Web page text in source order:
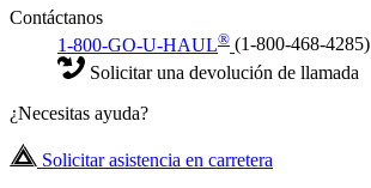
Contáctanos
1-800-GO-U-HAUL® (1-800-468-4285)
Solicitar una devolución de llamada
¿Necesitas ayuda?
Solicitar asistencia en carretera